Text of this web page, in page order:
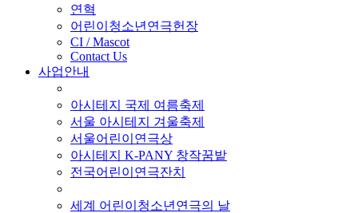
연혁
어린이청소년연극헌장
CI / Mascot
Contact Us
사업안내
아시테지 국제 여름축제
서울 아시테지 겨울축제
서울어린이연극상
아시테지 K-PANY 창작꿈밭
전국어린이연극잔치
세계 어린이청소년연극의 날